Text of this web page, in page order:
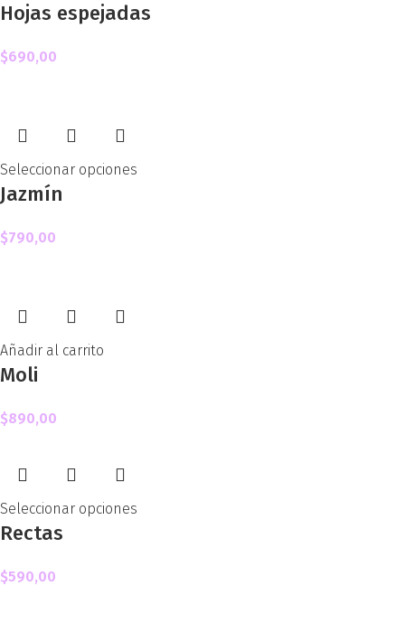
Hojas espejadas
$690,00
Seleccionar opciones
Jazmín
$790,00
Añadir al carrito
Moli
$890,00
Seleccionar opciones
Rectas
$590,00